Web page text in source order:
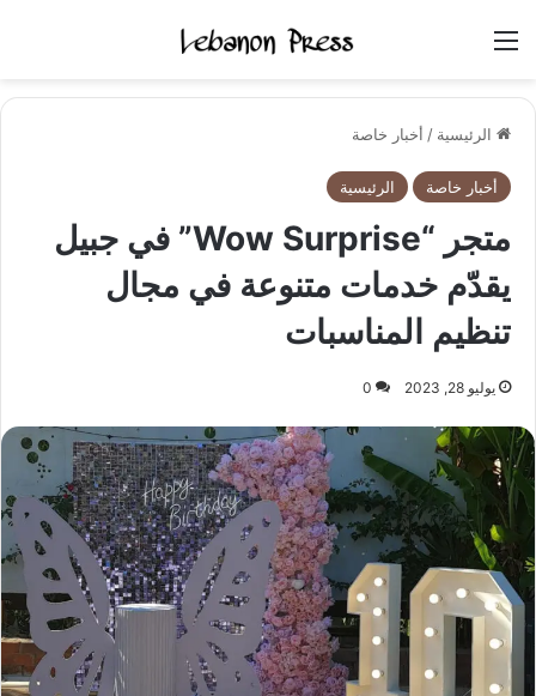
الرئيسية / أخبار خاصة
أخبار خاصة الرئيسية
متجر “Wow Surprise” في جبيل
يقدّم خدمات متنوعة في مجال
تنظيم المناسبات
يوليو 28, 2023 0